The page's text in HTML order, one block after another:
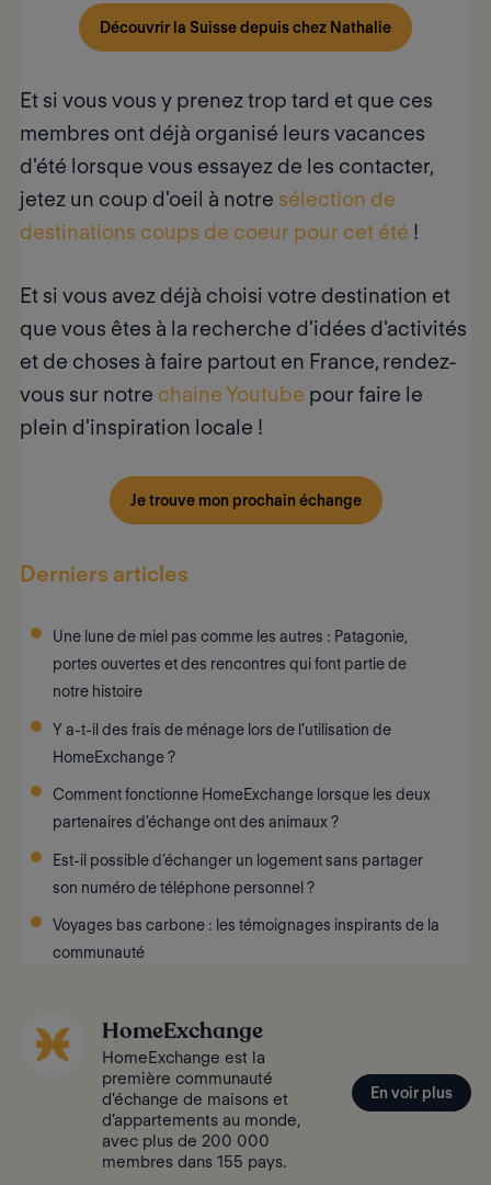
Découvrir la Suisse depuis chez Nathalie
Et si vous vous y prenez trop tard et que ces
membres ont déjà organisé leurs vacances
d'été lorsque vous essayez de les contacter,
jetez un coup d'oeil à notre sélection de
destinations coups de coeur pour cet été !
Et si vous avez déjà choisi votre destination et
que vous êtes à la recherche d'idées d'activités
et de choses à faire partout en France, rendez-
vous sur notre chaine Youtube pour faire le
plein d'inspiration locale !
Je trouve mon prochain échange
Derniers articles
Une lune de miel pas comme les autres : Patagonie,
portes ouvertes et des rencontres qui font partie de
notre histoire
Y a-t-il des frais de ménage lors de l’utilisation de
HomeExchange ?
Comment fonctionne HomeExchange lorsque les deux
partenaires d'échange ont des animaux ?
Est-il possible d’échanger un logement sans partager
son numéro de téléphone personnel ?
Voyages bas carbone : les témoignages inspirants de la
communauté
HomeExchange
HomeExchange est la
première communauté
d'échange de maisons et
d’appartements au monde,
avec plus de 200 000
membres dans 155 pays.
En voir plus